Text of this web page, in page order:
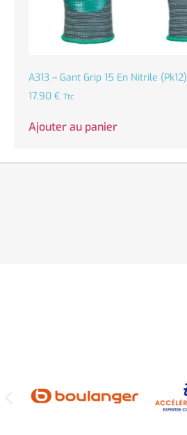
A313 – Gant Grip 15 En Nitrile (Pk12)
17,90 € Ttc
Ajouter au panier